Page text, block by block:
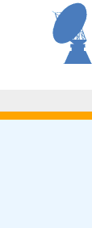
contenido